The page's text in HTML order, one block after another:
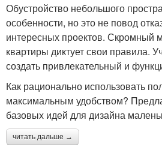
Обустройство небольшого
особенности, но это не повод
интересных проектов. Скромный
квартиры диктует свои правила.
создать привлекательный и
Как рационально использовать
максимальным удобством?
базовых идей для дизайна
читать дальше →